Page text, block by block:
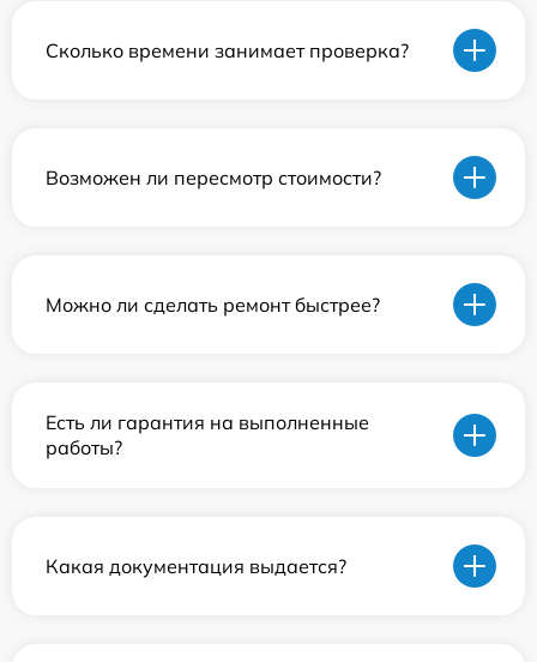
Сколько времени занимает проверка?
Возможен ли пересмотр стоимости?
Можно ли сделать ремонт быстрее?
Есть ли гарантия на выполненные
работы?
Какая документация выдается?